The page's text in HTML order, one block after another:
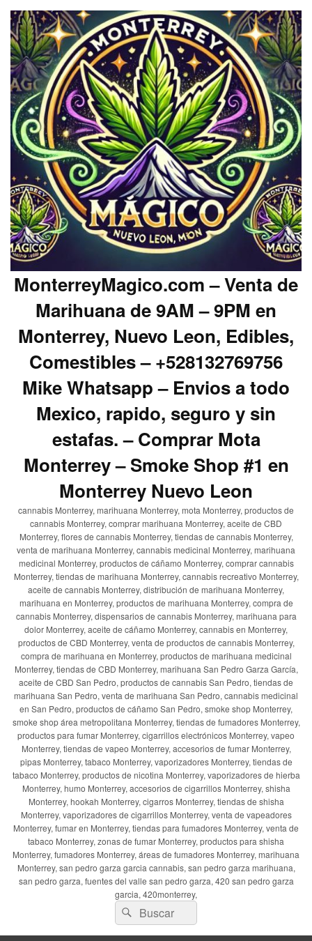
MonterreyMagico.com – Venta de
Marihuana de 9AM – 9PM en
Monterrey, Nuevo Leon, Edibles,
Comestibles – +528132769756
Mike Whatsapp – Envios a todo
Mexico, rapido, seguro y sin
estafas. – Comprar Mota
Monterrey – Smoke Shop #1 en
Monterrey Nuevo Leon
cannabis Monterrey, marihuana Monterrey, mota Monterrey, productos de
cannabis Monterrey, comprar marihuana Monterrey, aceite de CBD
Monterrey, flores de cannabis Monterrey, tiendas de cannabis Monterrey,
venta de marihuana Monterrey, cannabis medicinal Monterrey, marihuana
medicinal Monterrey, productos de cáñamo Monterrey, comprar cannabis
Monterrey, tiendas de marihuana Monterrey, cannabis recreativo Monterrey,
aceite de cannabis Monterrey, distribución de marihuana Monterrey,
marihuana en Monterrey, productos de marihuana Monterrey, compra de
cannabis Monterrey, dispensarios de cannabis Monterrey, marihuana para
dolor Monterrey, aceite de cáñamo Monterrey, cannabis en Monterrey,
productos de CBD Monterrey, venta de productos de cannabis Monterrey,
compra de marihuana en Monterrey, productos de marihuana medicinal
Monterrey, tiendas de CBD Monterrey, marihuana San Pedro Garza García,
aceite de CBD San Pedro, productos de cannabis San Pedro, tiendas de
marihuana San Pedro, venta de marihuana San Pedro, cannabis medicinal
en San Pedro, productos de cáñamo San Pedro, smoke shop Monterrey,
smoke shop área metropolitana Monterrey, tiendas de fumadores Monterrey,
productos para fumar Monterrey, cigarrillos electrónicos Monterrey, vapeo
Monterrey, tiendas de vapeo Monterrey, accesorios de fumar Monterrey,
pipas Monterrey, tabaco Monterrey, vaporizadores Monterrey, tiendas de
tabaco Monterrey, productos de nicotina Monterrey, vaporizadores de hierba
Monterrey, humo Monterrey, accesorios de cigarrillos Monterrey, shisha
Monterrey, hookah Monterrey, cigarros Monterrey, tiendas de shisha
Monterrey, vaporizadores de cigarrillos Monterrey, venta de vapeadores
Monterrey, fumar en Monterrey, tiendas para fumadores Monterrey, venta de
tabaco Monterrey, zonas de fumar Monterrey, productos para shisha
Monterrey, fumadores Monterrey, áreas de fumadores Monterrey, marihuana
Monterrey, san pedro garza garcia cannabis, san pedro garza marihuana,
san pedro garza, fuentes del valle san pedro garza, 420 san pedro garza
garcia, 420monterrey,
Buscar
por:
Buscar